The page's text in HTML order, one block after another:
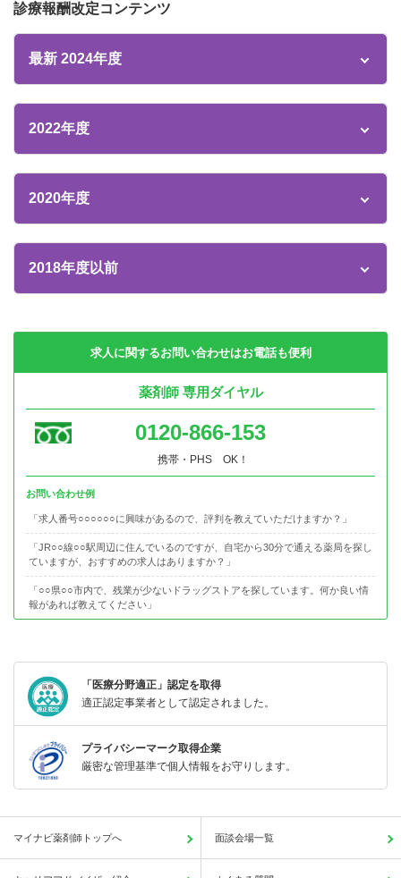
診療報酬改定コンテンツ
最新 2024年度
2022年度
2020年度
2018年度以前
求人に関するお問い合わせはお電話も便利
薬剤師 専用ダイヤル
0120-866-153
携帯・PHS OK！
お問い合わせ例
「求人番号○○○○○○に興味があるので、評判を教えていただけますか？」
「JR○○線○○駅周辺に住んでいるのですが、自宅から30分で通える薬局を探し
ていますが、おすすめの求人はありますか？」
「○○県○○市内で、残業が少ないドラッグストアを探しています。何か良い情
報があれば教えてください」
「医療分野適正」認定を取得
適正認定事業者として認定されました。
プライバシーマーク取得企業
厳密な管理基準で個人情報をお守りします。
マイナビ薬剤師トップへ 面談会場一覧